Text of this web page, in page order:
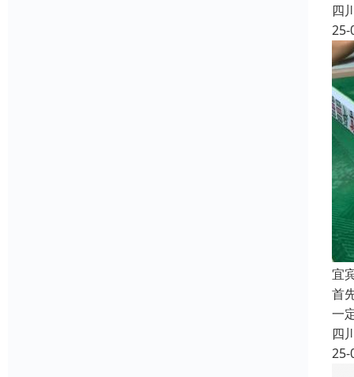
四
25-
宜
首
一
四
25-